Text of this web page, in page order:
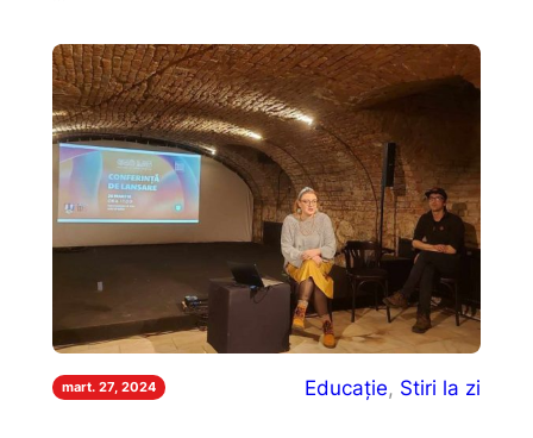
mart. 27, 2024 Educație, Stiri la zi